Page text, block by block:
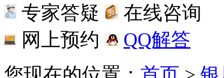
专家答疑
在线咨询
网上预约
QQ解答